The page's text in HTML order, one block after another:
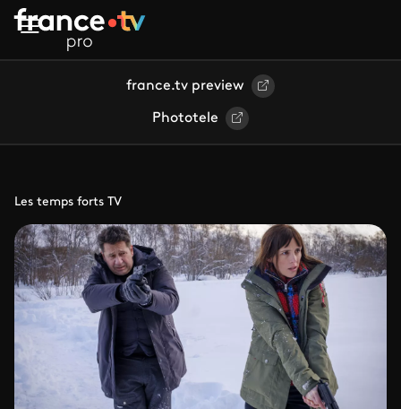
Aller au contenu principal
france.tv preview
Phototele
Les temps forts TV